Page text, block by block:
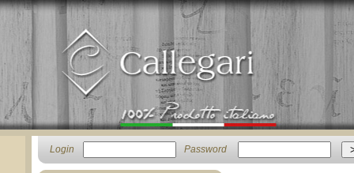
Login Password